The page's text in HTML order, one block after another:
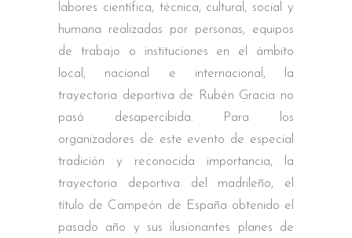
labores científica, técnica, cultural, social y
humana realizadas por personas, equipos
de trabajo o instituciones en el ámbito
local, nacional e internacional, la
trayectoria deportiva de Rubén Gracia no
pasó desapercibida. Para los
organizadores de este evento de especial
tradición y reconocida importancia, la
trayectoria deportiva del madrileño, el
título de Campeón de España obtenido el
pasado año y sus ilusionantes planes de